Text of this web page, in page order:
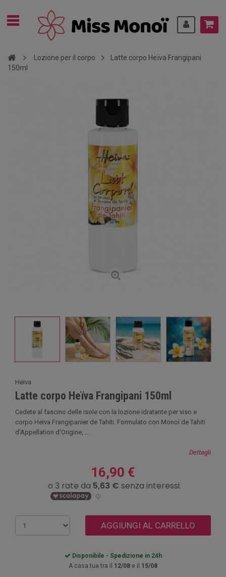
Lozione per il corpo
Latte corpo Heïva Frangipani
150ml
Heïva
Latte corpo Heïva Frangipani 150ml
Cedete al fascino delle isole con la lozione idratante per viso e
corpo Heïva Frangipanier de Tahiti. Formulato con Monoï de Tahiti
d'Appellation d'Origine, ...
Dettagli
16,90 €
AGGIUNGI AL CARRELLO
Disponibile - Spedizione in 24h
A casa tua tra il 12/08 e il 15/08